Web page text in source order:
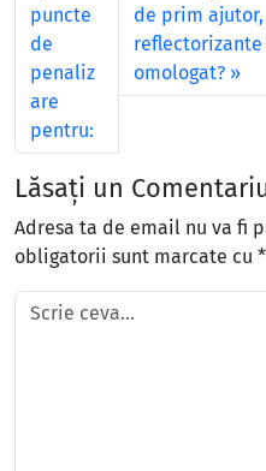
puncte
de
penaliz
are
pentru:
de prim
omologat?
Lăsați un
Adresa ta de email nu va fi
obligatorii sunt marcate cu *